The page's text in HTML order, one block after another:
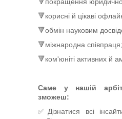
Галузеві арбітражі
🔻корисні й цікаві
🔻обмін науковим
🔻міжнародна співпраця;
🔻ком'юніті активних й
Саме у нашій
зможеш:
✅Дізнатися всі